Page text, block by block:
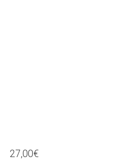
27,00€